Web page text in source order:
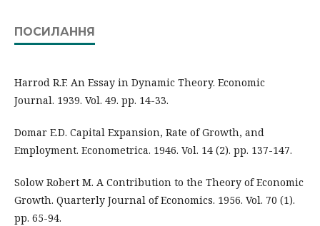
ПОСИЛАННЯ
Harrod R.F. An Essay in Dynamic Theory. Economic
Journal. 1939. Vol. 49. pp. 14-33.
Domar E.D. Capital Expansion, Rate of Growth, and
Employment. Econometrica. 1946. Vol. 14 (2). pp. 137-147.
Solow Robert M. A Contribution to the Theory of Economic
Growth. Quarterly Journal of Economics. 1956. Vol. 70 (1).
pp. 65-94.